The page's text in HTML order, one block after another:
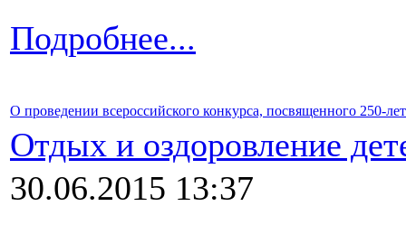
Подробнее...
О проведении всероссийского конкурса, посвященного 250-
Отдых и оздоровление
30.06.2015 13:37